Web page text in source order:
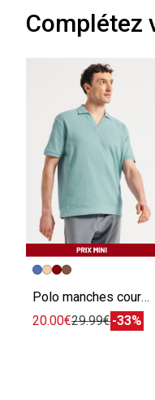
Complétez
Polo manches courtes col resort en côte
20.00€29.99€-33%